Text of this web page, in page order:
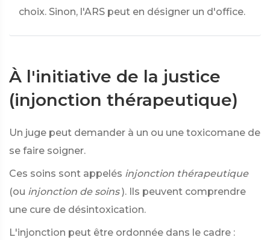
choix. Sinon, l'ARS peut en désigner un d'office.
À l'initiative de la justice
(injonction thérapeutique)
Un juge peut demander à un ou une toxicomane de
se faire soigner.
Ces soins sont appelés injonction thérapeutique
(ou injonction de soins ). Ils peuvent comprendre
une cure de désintoxication.
L'injonction peut être ordonnée dans le cadre :